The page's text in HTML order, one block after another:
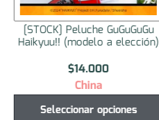
[STOCK] Peluche GuGuGuGu
Haikyuu!! (modelo a elección)
$14.000
China
Seleccionar opciones